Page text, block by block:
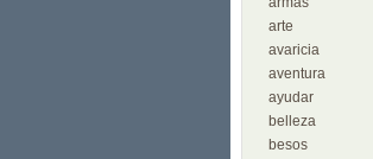
arte
avaricia
aventura
ayudar
belleza
besos